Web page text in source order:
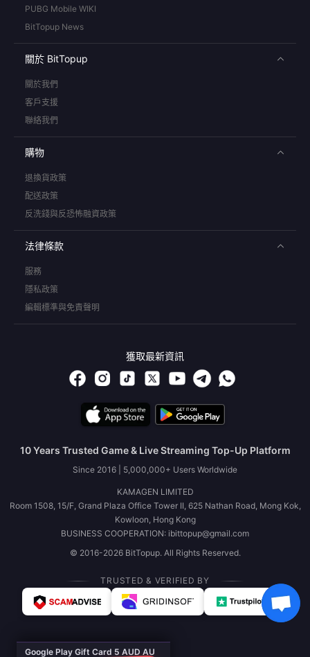
Google Play Gift Card 5 AUD AU
PUBG Mobile WIKI
BitTopup News
關於 BitTopup
關於我們
客戶支援
聯絡我們
購物
退換貨政策
配送政策
反洗錢與反恐怖融資政策
法律條款
服務
隱私政策
編輯標準與免責聲明
獲取最新資訊
10 Years Trusted Game & Live Streaming Top-Up Platform
Since 2016 | 5,000,000+ Users Worldwide
KAMAGEN LIMITED
Room 1508, 15/F, Grand Plaza Office Tower II, 625 Nathan Road, Mong Kok,
Kowloon, Hong Kong
BUSINESS COOPERATION: ibittopup@gmail.com
© 2016-2026 BitTopup. All Rights Reserved.
TRUSTED & VERIFIED BY